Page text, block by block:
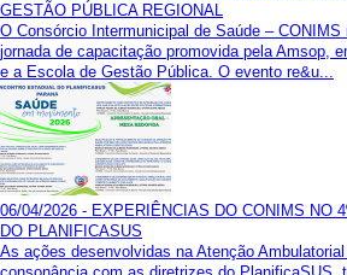
GESTÃO PÚBLICA REGIONAL
O Consórcio Intermunicipal de Saúde – CONIMS
jornada de capacitação promovida pela Amsop,
e a Escola de Gestão Pública. O evento re&u...
06/04/2026 - EXPERIÊNCIAS DO CONIMS NO
DO PLANIFICASUS
As ações desenvolvidas na Atenção